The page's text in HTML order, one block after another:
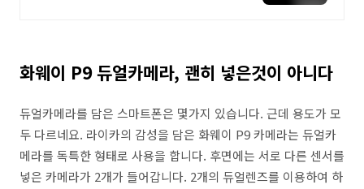
화웨이 P9 듀얼카메라, 괜히 넣은것이 아니다
듀얼카메라를 담은 스마트폰은 몇가지 있습니다. 근데 용도가 모
두 다르네요. 라이카의 감성을 담은 화웨이 P9 카메라는 듀얼카
메라를 독특한 형태로 사용을 합니다. 후면에는 서로 다른 센서를
넣은 카메라가 2개가 들어갑니다. 2개의 듀얼렌즈를 이용하여 하